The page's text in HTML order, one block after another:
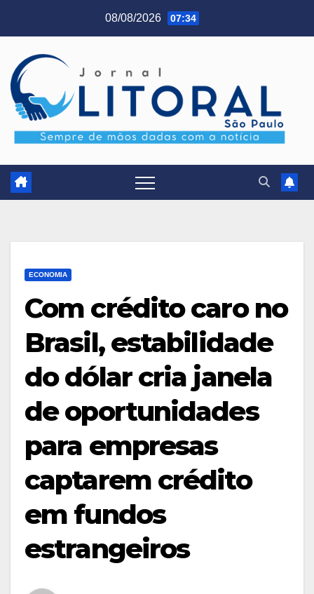
08/08/2026 07:34
ECONOMIA
Com crédito caro no
Brasil, estabilidade
do dólar cria janela
de oportunidades
para empresas
captarem crédito
em fundos
estrangeiros